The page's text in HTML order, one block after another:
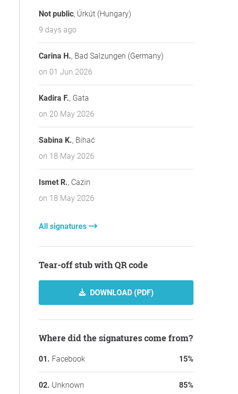
Not public, Úrkút (Hungary)
9 days ago
Carina H., Bad Salzungen (Germany)
on 01 Jun 2026
Kadira F., Gata
on 20 May 2026
Sabina K., Bihać
on 18 May 2026
Ismet R., Cazin
on 18 May 2026
All signatures
Tear-off stub with QR code
DOWNLOAD (PDF)
Where did the signatures come from?
Facebook 15%
Unknown 85%